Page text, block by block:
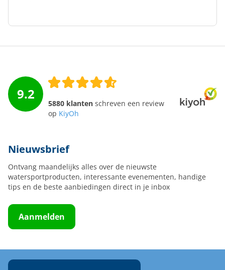
9.2
5880 klanten schreven een review
op KiyOh
Nieuwsbrief
Ontvang maandelijks alles over de nieuwste
watersportproducten, interessante evenementen, handige
tips en de beste aanbiedingen direct in je inbox
Aanmelden